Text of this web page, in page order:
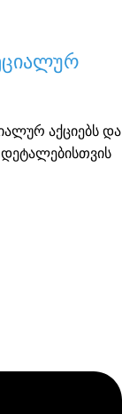
აქციებს და